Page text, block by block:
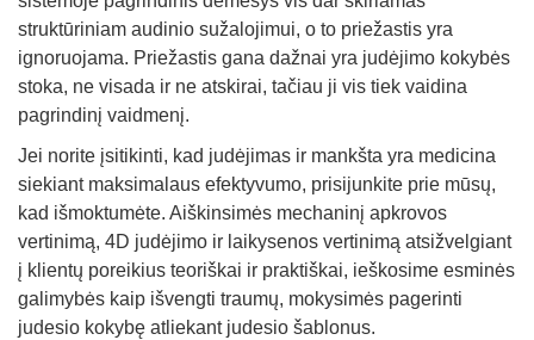
struktūriniam audinio sužalojimui, o to priežastis yra
ignoruojama. Priežastis gana dažnai yra judėjimo kokybės
stoka, ne visada ir ne atskirai, tačiau ji vis tiek vaidina
pagrindinį vaidmenį.
Jei norite įsitikinti, kad judėjimas ir mankšta yra medicina
siekiant maksimalaus efektyvumo, prisijunkite prie mūsų,
kad išmoktumėte. Aiškinsimės mechaninį apkrovos
vertinimą, 4D judėjimo ir laikysenos vertinimą atsižvelgiant
į klientų poreikius teoriškai ir praktiškai, ieškosime esminės
galimybės kaip išvengti traumų, mokysimės pagerinti
judesio kokybę atliekant judesio šablonus.